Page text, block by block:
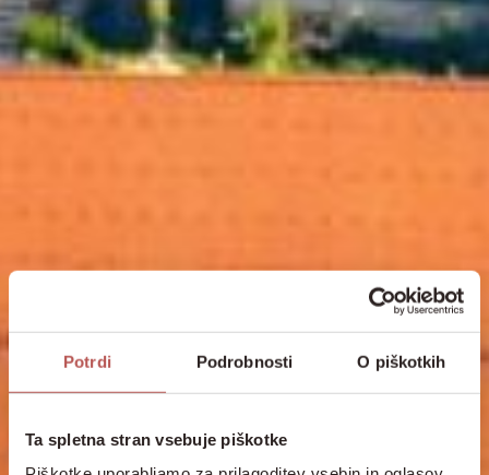
Potrdi Podrobnosti O piškotkih
Ta spletna stran vsebuje piškotke